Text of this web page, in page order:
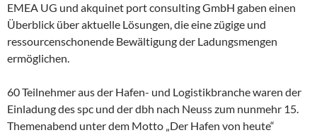
EMEA UG und akquinet port consulting GmbH gaben einen
Überblick über aktuelle Lösungen, die eine zügige und
ressourcenschonende Bewältigung der Ladungsmengen
ermöglichen.
60 Teilnehmer aus der Hafen- und Logistikbranche waren der
Einladung des spc und der dbh nach Neuss zum nunmehr 15.
Themenabend unter dem Motto „Der Hafen von heute“